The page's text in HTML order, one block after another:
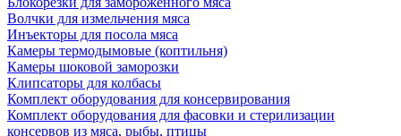
Волчки для измельчения мяса
Инъекторы для посола мяса
Камеры термодымовые (коптильня)
Камеры шоковой заморозки
Клипсаторы для колбасы
Комплект оборудования для консервирования
Комплект оборудования для фасовки и стерилизации
консервов из мяса, рыбы, птицы